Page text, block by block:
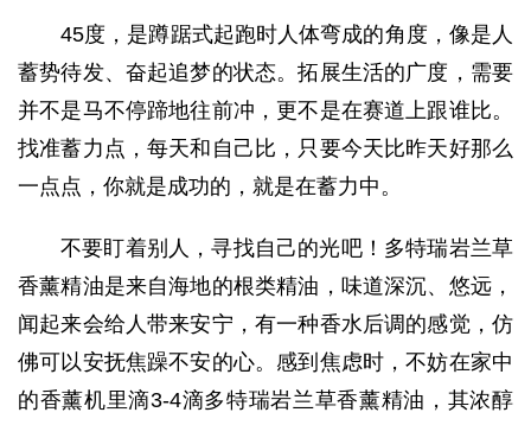
45度，是蹲踞式起跑时人体弯成的角度，像是人
蓄势待发、奋起追梦的状态。拓展生活的广度，需要
并不是马不停蹄地往前冲，更不是在赛道上跟谁比。
找准蓄力点，每天和自己比，只要今天比昨天好那么
一点点，你就是成功的，就是在蓄力中。
不要盯着别人，寻找自己的光吧！多特瑞岩兰草
香薰精油是来自海地的根类精油，味道深沉、悠远，
闻起来会给人带来安宁，有一种香水后调的感觉，仿
佛可以安抚焦躁不安的心。感到焦虑时，不妨在家中
的香薰机里滴3-4滴多特瑞岩兰草香薰精油，其浓醇